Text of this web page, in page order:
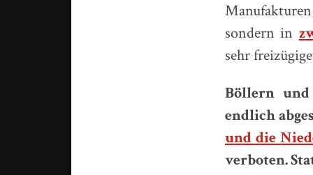
sondern in
sehr
Böllern
endlich
und die
verboten.